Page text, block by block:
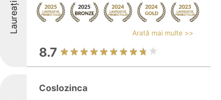
Laureați Arată mai multe >>
8.7
Coslozinca